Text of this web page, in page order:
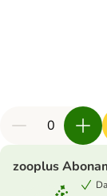
zooplus